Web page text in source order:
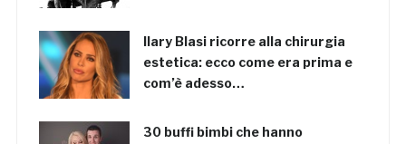
Ilary Blasi ricorre alla chirurgia
estetica: ecco come era prima e
com’è adesso…
30 buffi bimbi che hanno